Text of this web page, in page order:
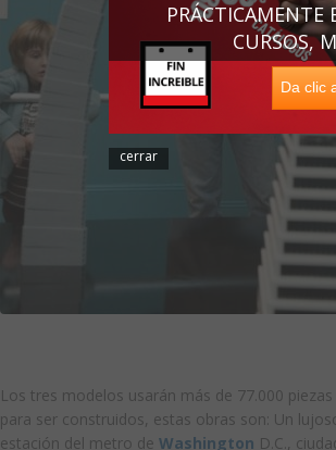
Los tres modelos usarán más de 77.000
para ser construidos, estas obras son: Un
estación del metro de Washington D.C.,
cerrar
Da clic
PRÁCTICAMENTE
CURSOS,